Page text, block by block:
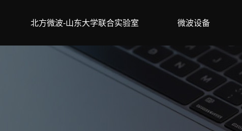
北方微波-山东大学联合实验室 微波设备